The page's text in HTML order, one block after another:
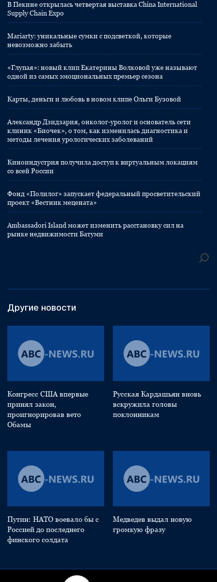
В Пекине открылась четвертая выставка China International
Supply Chain Expo
Mariarty: уникальные сумки с подсветкой, которые
невозможно забыть
«Глупая»: новый клип Екатерины Волковой уже называют
одной из самых эмоциональных премьер сезона
Карты, деньги и любовь в новом клипе Ольги Бузовой
Александр Дзидзария, онколог-уролог и основатель сети
клиник «Биочек», о том, как изменилась диагностика и
методы лечения урологических заболеваний
Киноиндустрия получила доступ к виртуальным локациям
со всей России
Фонд «Полилог» запускает федеральный просветительский
проект «Вестник мецената»
Ambassadori Island может изменить расстановку сил на
рынке недвижимости Батуми
Другие новости
Конгресс США впервые
принял закон,
проигнорировав вето
Обамы
Русская Кардашьян вновь
вскружила головы
поклонникам
Путин: НАТО воевало бы с
Россией до последнего
финского солдата
Медведев выдал новую
громкую фразу